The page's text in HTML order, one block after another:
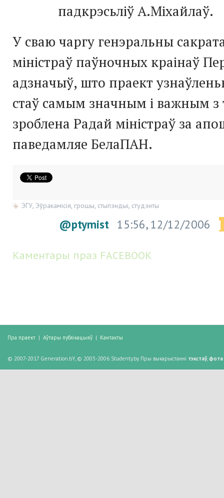
падкрэсьліў А.Міхайлаў.
У сваю чаргу генэральны
міністраў паўночных краінаў
адзначыў, што праект
стаў самым значным і важным з
зроблена Радай міністраў за
паведамляе БелаПАН.
ЭГУ Эўракамісія грошы стыпэндыі студэнты
@ptymist 15:56, 12/12/2006
Каментары праз FACEBOOK
Пра праект | Аўтары публікацыяў | Кантакты
© 2007-2017 Generation.bY, © 2003-2006 Studenty.by. Пры выкарыстанні тэкстаў, фота